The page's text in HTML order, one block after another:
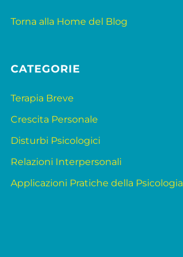
Torna alla Home del Blog
CATEGORIE
Terapia Breve
Crescita Personale
Disturbi Psicologici
Relazioni Interpersonali
Applicazioni Pratiche della Psicologia